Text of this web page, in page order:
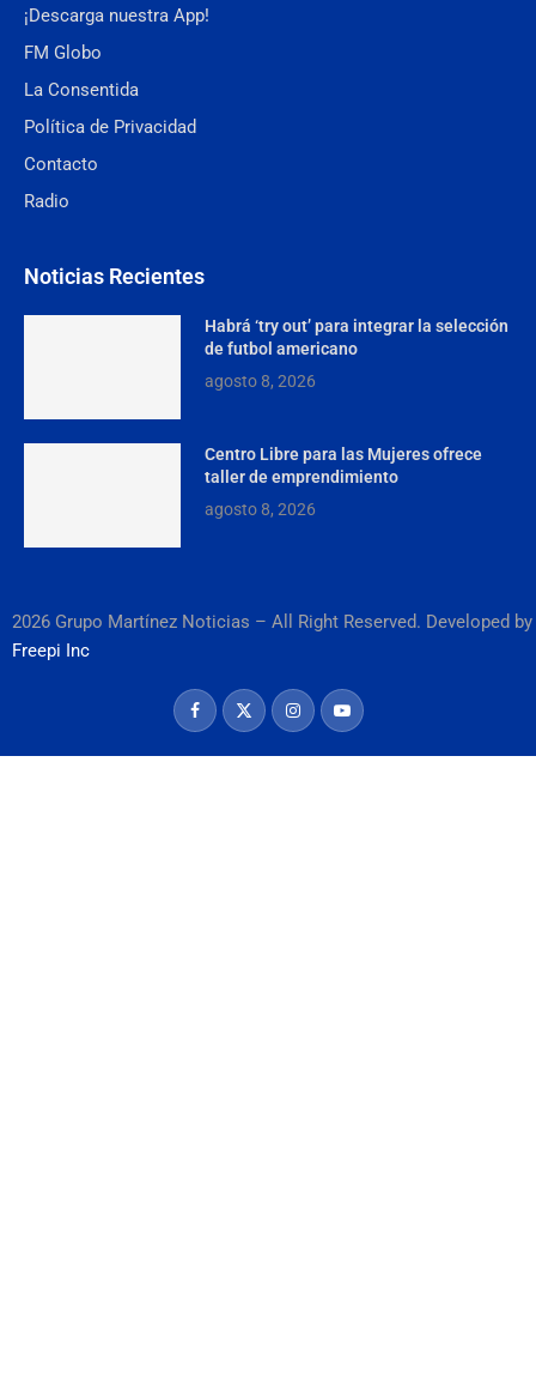
¡Descarga nuestra App!
FM Globo
La Consentida
Política de Privacidad
Contacto
Radio
Noticias Recientes
Habrá ‘try out’ para integrar la selección
de futbol americano
agosto 8, 2026
Centro Libre para las Mujeres ofrece
taller de emprendimiento
agosto 8, 2026
2026 Grupo Martínez Noticias – All Right Reserved. Developed by
Freepi Inc